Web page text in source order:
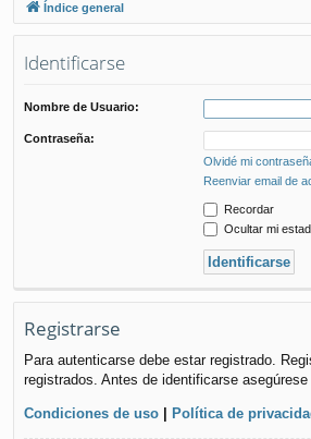
Índice general
Identificarse
Nombre de Usuario:
Contraseña:
Olvidé mi
Reenviar email de
Recordar
Ocultar mi
Registrarse
Para autenticarse debe estar registrado.
registrados. Antes de identificarse
Condiciones de uso | Política de